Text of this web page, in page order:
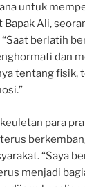
untuk
Bapak Ali,
berlatih
dan
tentang fisik,
para
“Saya
menjadi